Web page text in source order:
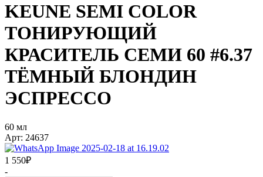
KEUNE SEMI COLOR
ТОНИРУЮЩИЙ
КРАСИТЕЛЬ СЕМИ 60 #6.37
ТЁМНЫЙ БЛОНДИН
ЭСПРЕССО
60 мл
Арт: 24637
1 550₽
-